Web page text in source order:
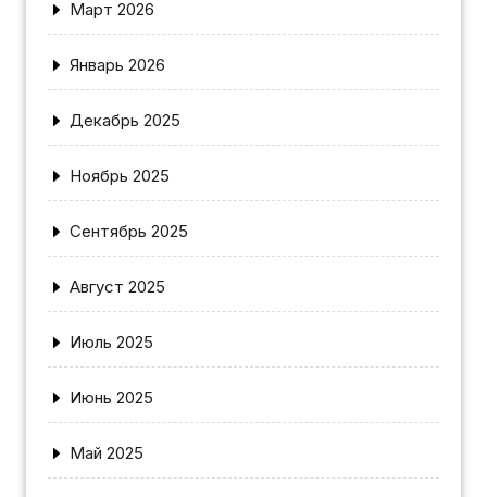
Март 2026
Январь 2026
Декабрь 2025
Ноябрь 2025
Сентябрь 2025
Август 2025
Июль 2025
Июнь 2025
Май 2025